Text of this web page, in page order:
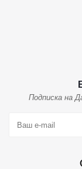
Подписка на